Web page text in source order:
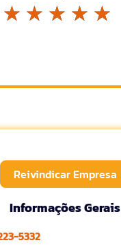
☆ ☆ ☆ ☆ ☆
Reivindicar Empresa
Informações Gerais
5332